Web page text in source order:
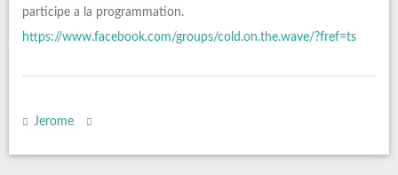
participe a la programmation.
https://www.facebook.com/groups/cold.on.the.wave/?fref=ts
Jerome